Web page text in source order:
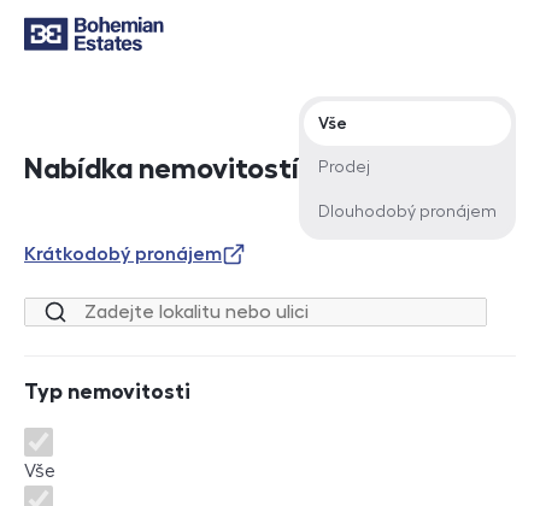
Nabídka nemovitostí
Typ nabídky
Vše
Prodej
Dlouhodobý pronájem
Krátkodobý pronájem
Lokalita nebo ulice
Typ nemovitosti
Typ nemovitosti
Vše